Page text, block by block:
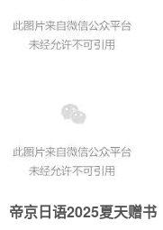
帝京日语2025夏天赠书